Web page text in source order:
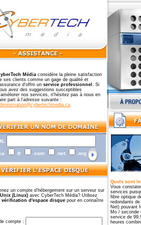
Média considère la pleine satisfaction
ses clients comme un gage de qualité et
d'offrir un service professionnel . Si
avez des suggestions susceptibles
nos services, n'hésitez pas à nous en
part à l'adresse suivante :
.fr .com .net .org
un compte d'hébergement sur un serveur sur
(Linux) avec CyberTech Média? Utilisez
d'espace disque pour en connaître
compte :
Quels sont
Vous
services
fibre optique
redondants
Net) pouvant
Mo / seconde
service de
heures